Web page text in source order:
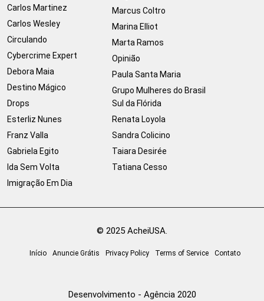
Carlos Martinez
Carlos Wesley
Circulando
Cybercrime Expert
Debora Maia
Destino Mágico
Drops
Esterliz Nunes
Franz Valla
Gabriela Egito
Ida Sem Volta
Imigração Em Dia
Marcus Coltro
Marina Elliot
Marta Ramos
Opinião
Paula Santa Maria
Grupo Mulheres do Brasil
Sul da Flórida
Renata Loyola
Sandra Colicino
Taiara Desirée
Tatiana Cesso
© 2025 AcheiUSA.
Início Anuncie Grátis Privacy Policy Terms of Service Contato
Desenvolvimento - Agência 2020